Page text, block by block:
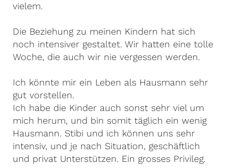
vielem.
Die Beziehung zu meinen Kindern hat sich
noch intensiver gestaltet. Wir hatten eine tolle
Woche, die auch wir nie vergessen werden.
Ich könnte mir ein Leben als Hausmann sehr
gut vorstellen.
Ich habe die Kinder auch sonst sehr viel um
mich herum, und bin somit täglich ein wenig
Hausmann. Stibi und ich können uns sehr
intensiv, und je nach Situation, geschäftlich
und privat Unterstützen. Ein grosses Privileg.